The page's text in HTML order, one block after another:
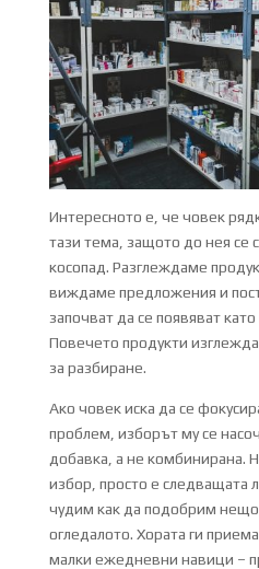
Интересното е, че човек
тази тема, защото до нея се
косопад. Разглеждаме
виждаме предложения и
започват да се появяват
Повечето продукти
за разбиране.
Ако човек иска да се
проблем, изборът му се
добавка, а не комбинирана.
избор, просто е следващата
чудим как да подобрим
огледалото. Хората ги
малки ежедневни навици –